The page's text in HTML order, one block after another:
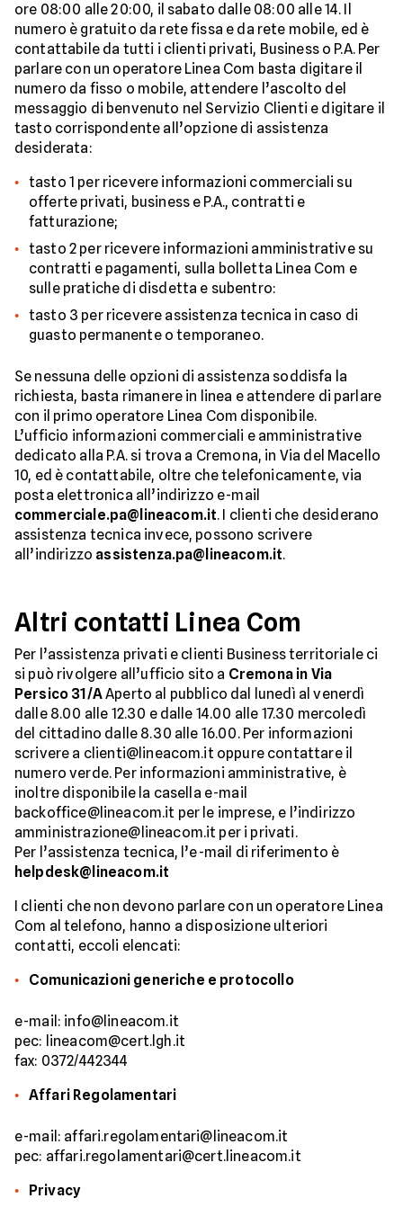
ore 08:00 alle 20:00, il sabato dalle 08:00 alle 14. Il
numero è gratuito da rete fissa e da rete mobile, ed è
contattabile da tutti i clienti privati, Business o P.A. Per
parlare con un operatore Linea Com basta digitare il
numero da fisso o mobile, attendere l’ascolto del
messaggio di benvenuto nel Servizio Clienti e digitare il
tasto corrispondente all’opzione di assistenza
desiderata:
tasto 1 per ricevere informazioni commerciali su
offerte privati, business e P.A., contratti e
fatturazione;
tasto 2 per ricevere informazioni amministrative su
contratti e pagamenti, sulla bolletta Linea Com e
sulle pratiche di disdetta e subentro:
tasto 3 per ricevere assistenza tecnica in caso di
guasto permanente o temporaneo.
Se nessuna delle opzioni di assistenza soddisfa la
richiesta, basta rimanere in linea e attendere di parlare
con il primo operatore Linea Com disponibile.
L’ufficio informazioni commerciali e amministrative
dedicato alla P.A. si trova a Cremona, in Via del Macello
10, ed è contattabile, oltre che telefonicamente, via
posta elettronica all’indirizzo e-mail
commerciale.pa@lineacom.it. I clienti che desiderano
assistenza tecnica invece, possono scrivere
all’indirizzo assistenza.pa@lineacom.it.
Altri contatti Linea Com
Per l’assistenza privati e clienti Business territoriale ci
si può rivolgere all’ufficio sito a Cremona in Via
Persico 31/AAperto al pubblico dal lunedì al venerdì
dalle 8.00 alle 12.30 e dalle 14.00 alle 17.30 mercoledì
del cittadino dalle 8.30 alle 16.00. Per informazioni
scrivere a clienti@lineacom.it oppure contattare il
numero verde. Per informazioni amministrative, è
inoltre disponibile la casella e-mail
backoffice@lineacom.it per le imprese, e l’indirizzo
amministrazione@lineacom.it per i privati.
Per l’assistenza tecnica, l’e-mail di riferimento è
helpdesk@lineacom.it
I clienti che non devono parlare con un operatore Linea
Com al telefono, hanno a disposizione ulteriori
contatti, eccoli elencati:
Comunicazioni generiche e protocollo
e-mail: info@lineacom.it
pec: lineacom@cert.lgh.it
fax: 0372/442344
Affari Regolamentari
e-mail: affari.regolamentari@lineacom.it
pec: affari.regolamentari@cert.lineacom.it
Privacy